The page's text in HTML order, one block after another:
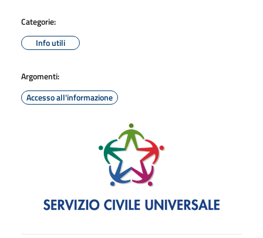
Categorie:
Info utili
Argomenti:
Accesso all'informazione